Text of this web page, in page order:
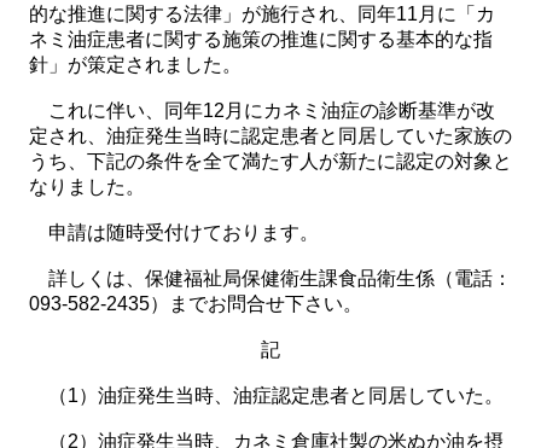
的な推進に関する法律」が施行され、同年11月に「カ
ネミ油症患者に関する施策の推進に関する基本的な指
針」が策定されました。
これに伴い、同年12月にカネミ油症の診断基準が改
定され、油症発生当時に認定患者と同居していた家族の
うち、下記の条件を全て満たす人が新たに認定の対象と
なりました。
申請は随時受付けております。
詳しくは、保健福祉局保健衛生課食品衛生係（電話：
093-582-2435）までお問合せ下さい。
記
（1）油症発生当時、油症認定患者と同居していた。
（2）油症発生当時、カネミ倉庫社製の米ぬか油を摂